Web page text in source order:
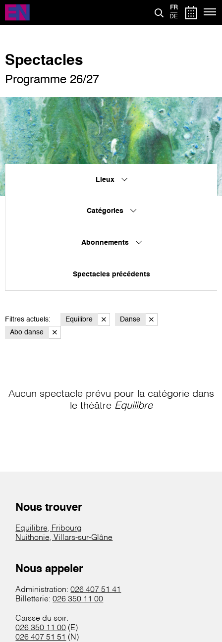
Aller
contenu
FR
DE
Spectacles
Programme 26/27
Lieux
Catégories
Abonnements
Spectacles précédents
Filtres actuels: Equilibre
Danse
Abo danse
Aucun spectacle prévu pour la catégorie dans
le théâtre Equilibre
Nous trouver
Equilibre, Fribourg
Nuithonie, Villars-sur-Glâne
Nous appeler
Administration:026 407 51 41
Billetterie:026 350 11 00
Caisse du soir:
026 350 11 00 (E)
026 407 51 51 (N)